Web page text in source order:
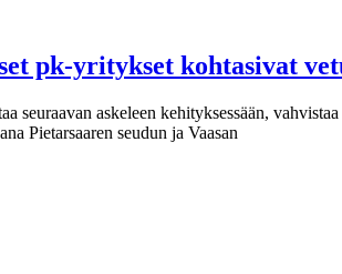
pk-yritykset kohtasivat
seuraavan askeleen kehityksessään,
Pietarsaaren seudun ja Vaasan